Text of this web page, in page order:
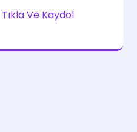
Tıkla Ve Kaydol